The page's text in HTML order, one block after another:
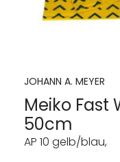
JOHANN A. MEYER
Meiko Fast
50cm
AP 10 gelb/blau,